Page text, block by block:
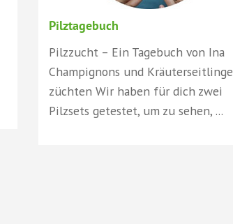
Pilztagebuch
Pilzzucht – Ein Tagebuch von Ina
Champignons und Kräuterseitlinge
züchten Wir haben für dich zwei
Pilzsets getestet, um zu sehen, ...